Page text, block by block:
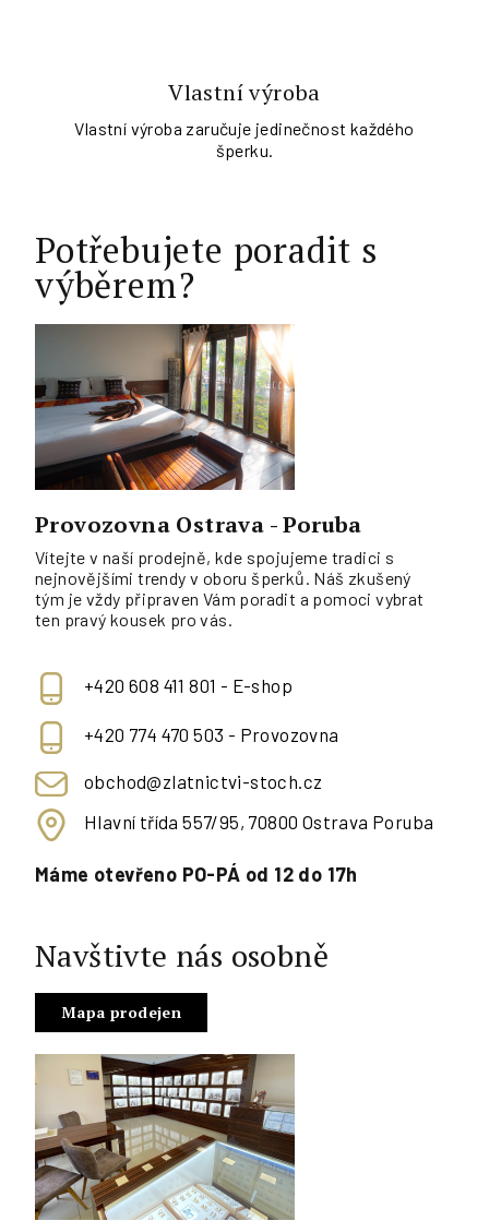
Vlastní výroba
Vlastní výroba zaručuje jedinečnost každého
šperku.
Potřebujete poradit s
výběrem?
Provozovna Ostrava - Poruba
Vítejte v naší prodejně, kde spojujeme tradici s
nejnovějšími trendy v oboru šperků. Náš zkušený
tým je vždy připraven Vám poradit a pomoci vybrat
ten pravý kousek pro vás.
+420 608 411 801 - E-shop
+420 774 470 503 - Provozovna
obchod@zlatnictvi-stoch.cz
Hlavní třída 557/95, 70800 Ostrava Poruba
Máme otevřeno PO-PÁ od 12 do 17h
Navštivte nás osobně
Mapa prodejen